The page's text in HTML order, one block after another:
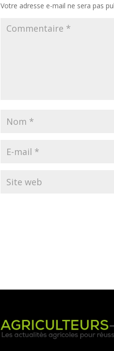
Votre adresse e-mail ne sera pas